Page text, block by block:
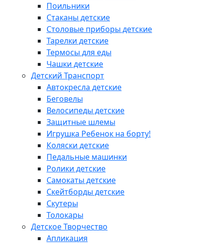
Поильники
Стаканы детские
Столовые приборы детские
Тарелки детские
Термосы для еды
Чашки детские
Детский Транспорт
Автокресла детские
Беговелы
Велосипеды детские
Защитные шлемы
Игрушка Ребенок на борту!
Коляски детские
Педальные машинки
Ролики детские
Самокаты детские
Скейтборды детские
Скутеры
Толокары
Детское Творчество
Апликация